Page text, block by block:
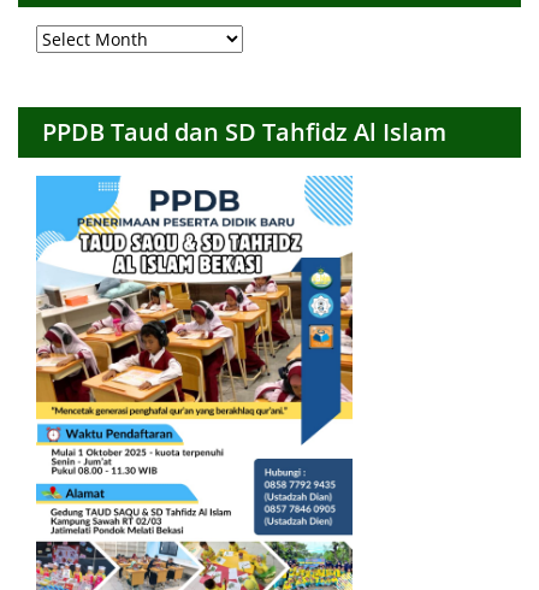
Arsip
Bulanan
PPDB Taud dan SD Tahfidz Al Islam